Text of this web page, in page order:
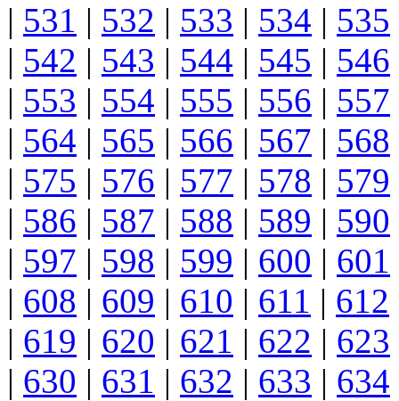
| 531 | 532 | 533 | 534 | 535
| 542 | 543 | 544 | 545 | 546
| 553 | 554 | 555 | 556 | 557
| 564 | 565 | 566 | 567 | 568
| 575 | 576 | 577 | 578 | 579
| 586 | 587 | 588 | 589 | 590
| 597 | 598 | 599 | 600 | 601
| 608 | 609 | 610 | 611 | 612
| 619 | 620 | 621 | 622 | 623
| 630 | 631 | 632 | 633 | 634